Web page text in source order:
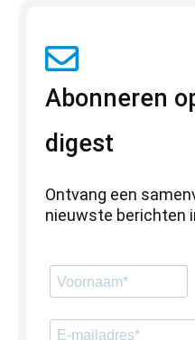
Abonneren
digest
Ontvang een
nieuwste berichten